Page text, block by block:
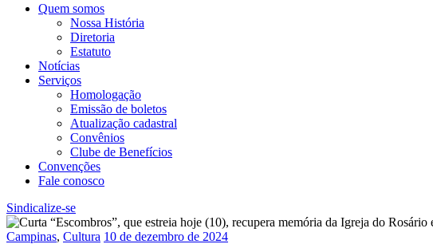
Quem somos
Nossa História
Diretoria
Estatuto
Notícias
Serviços
Homologação
Emissão de boletos
Atualização cadastral
Convênios
Clube de Benefícios
Convenções
Fale conosco
Sindicalize-se
Campinas, Cultura 10 de dezembro de 2024